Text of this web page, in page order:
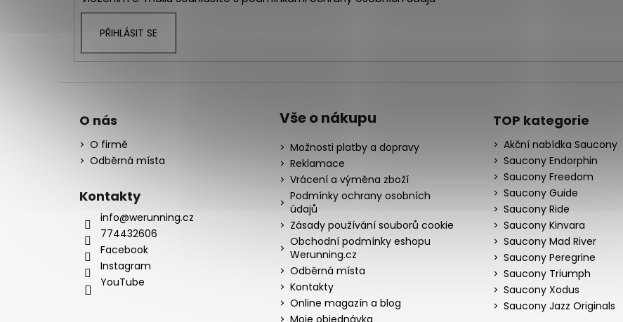
u
PŘIHLÁSIT SE
O nás
O firmě
Odběrná místa
Kontakty
info@werunning.cz
774432606
Facebook
Instagram
YouTube
Vše o nákupu
Možnosti platby a dopravy
Reklamace
Vrácení a výměna zboží
Podmínky ochrany osobních
údajů
Zásady používání souborů cookie
Obchodní podmínky eshopu
Werunning.cz
Odběrná místa
Kontakty
Online magazín a blog
Moje objednávka
TOP kategorie
Akční nabídka Saucony
Saucony Endorphin
Saucony Freedom
Saucony Guide
Saucony Ride
Saucony Kinvara
Saucony Mad River
Saucony Peregrine
Saucony Triumph
Saucony Xodus
Saucony Jazz Originals